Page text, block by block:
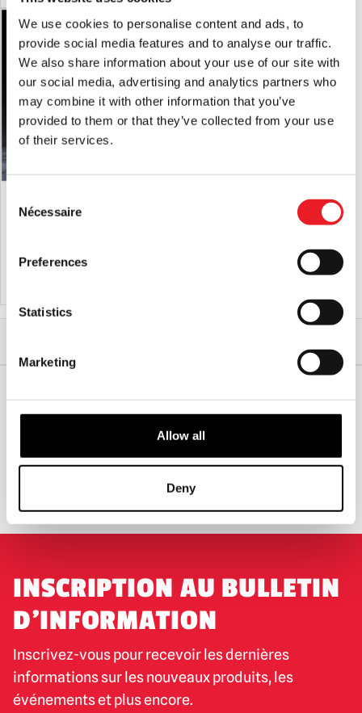
We use cookies to personalise content and ads, to
provide social media features and to analyse our traffic.
We also share information about your use of our site with
our social media, advertising and analytics partners who
may combine it with other information that you’ve
provided to them or that they’ve collected from your use
of their services.
Selection
Nécessaire
Preferences
Statistics
Marketing
Allow all
Deny
PRÉ-COMMANDE
figurine à l'échelle 1/6
Halloween 2018 : Le Mal revient à la
VOIR LE PRODUIT
INSCRIPTION AU BULLETIN
D'INFORMATION
Inscrivez-vous pour recevoir les dernières
informations sur les nouveaux produits, les
événements et plus encore.